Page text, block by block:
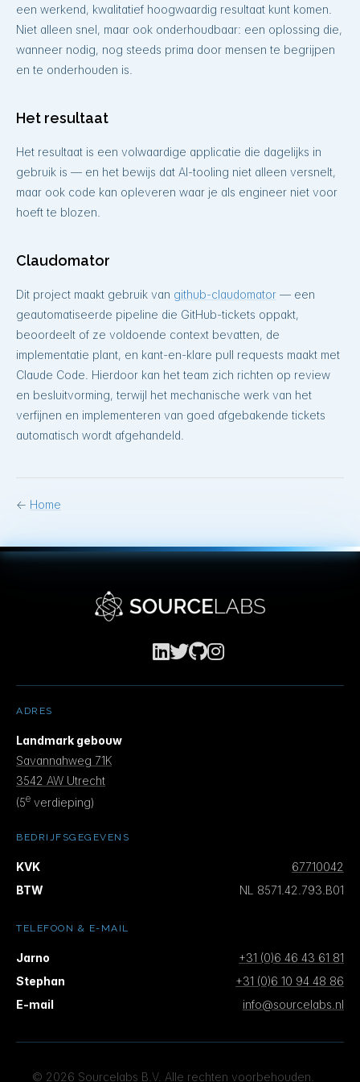
een werkend, kwalitatief hoogwaardig resultaat kunt komen.
Niet alleen snel, maar ook onderhoudbaar: een oplossing die,
wanneer nodig, nog steeds prima door mensen te begrijpen
en te onderhouden is.
Het resultaat
Het resultaat is een volwaardige applicatie die dagelijks in
gebruik is — en het bewijs dat AI-tooling niet alleen versnelt,
maar ook code kan opleveren waar je als engineer niet voor
hoeft te blozen.
Claudomator
Dit project maakt gebruik van github-claudomator — een
geautomatiseerde pipeline die GitHub-tickets oppakt,
beoordeelt of ze voldoende context bevatten, de
implementatie plant, en kant-en-klare pull requests maakt met
Claude Code. Hierdoor kan het team zich richten op review
en besluitvorming, terwijl het mechanische werk van het
verfijnen en implementeren van goed afgebakende tickets
automatisch wordt afgehandeld.
← Home
ADRES
Landmark gebouw
Savannahweg 71K
3542 AW Utrecht
(5e verdieping)
BEDRIJFSGEGEVENS
KVK
67710042
BTW
NL 8571.42.793.B01
TELEFOON & E-MAIL
Jarno
+31 (0)6 46 43 61 81
Stephan
+31 (0)6 10 94 48 86
E-mail
info@sourcelabs.nl
© 2026 Sourcelabs B.V. Alle rechten voorbehouden.